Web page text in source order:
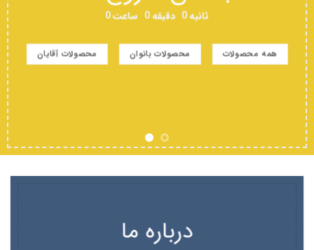
0ساعت 0دقیقه 0ثانیه
محصولات آقایان محصولات بانوان همه محصولات
درباره ما